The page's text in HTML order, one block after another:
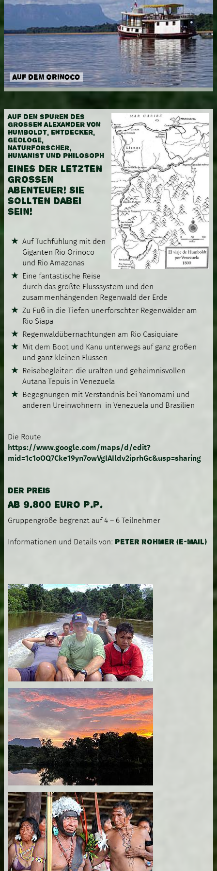
RORAIMA
WISSENSWERTES
KONTAKT
Auf dem Orinoco
AUF DEN SPUREN DES
GROSSEN ALEXANDER VON H
UMBOLDT, ENTDECKER, G
EOLOGE, N
ATURFORSCHER, H
UMANIST UND PHILOSOPH
EINES DER LETZTEN
GROSSEN A
BENTEUER! SIE S
OLLTEN DABEI S
EIN!
Auf Tuchfühlung mit den
Giganten Rio Orinoco
und Rio Amazonas
Eine fantastische Reise
durch das größte Flusssystem und den
zusammenhängenden Regenwald der Erde
Zu Fuβ in die Tiefen unerforschter Regenwälder am
Rio Siapa
Regenwaldübernachtungen am Rio Casiquiare
Mit dem Boot und Kanu unterwegs auf ganz groβen
und ganz kleinen Flüssen
Reisebegleiter: die uralten und geheimnisvollen
Autana Tepuis in Venezuela
Begegnungen mit Verständnis bei Yanomami und
anderen Ureinwohnern in Venezuela und Brasilien
Die Route
https://www.google.com/maps/d/edit?
mid=1c1oOQ7Cke19yn7owVgIAIldv2iprhGc&usp=sharing
DER PREIS
AB 9.800 EURO P.P.
Gruppengröβe begrenzt auf 4 – 6 Teilnehmer
Informationen und Details von: PETER ROHMER (E-MAIL)